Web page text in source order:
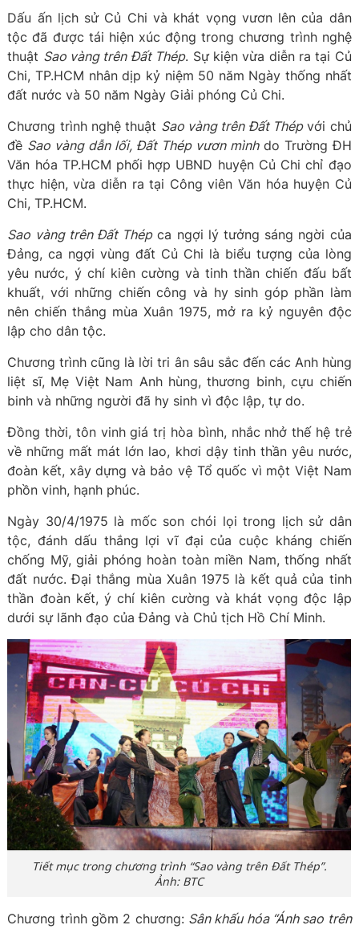
Dấu ấn lịch sử Củ Chi và khát vọng vươn lên của dân
tộc đã được tái hiện xúc động trong chương trình nghệ
thuật Sao vàng trên Đất Thép. Sự kiện vừa diễn ra tại Củ
Chi, TP.HCM nhân dịp kỷ niệm 50 năm Ngày thống nhất
đất nước và 50 năm Ngày Giải phóng Củ Chi.
Chương trình nghệ thuật Sao vàng trên Đất Thépvới chủ
đề Sao vàng dẫn lối, Đất Thép vươn mìnhdo Trường ĐH
Văn hóa TP.HCM phối hợp UBND huyện Củ Chi chỉ đạo
thực hiện, vừa diễn ra tại Công viên Văn hóa huyện Củ
Chi, TP.HCM.
Sao vàng trên Đất Thépca ngợi lý tưởng sáng ngời của
Đảng, ca ngợi vùng đất Củ Chi là biểu tượng của lòng
yêu nước, ý chí kiên cường và tinh thần chiến đấu bất
khuất, với những chiến công và hy sinh góp phần làm
nên chiến thắng mùa Xuân 1975, mở ra kỷ nguyên độc
lập cho dân tộc.
Chương trình cũng là lời tri ân sâu sắc đến các Anh hùng
liệt sĩ, Mẹ Việt Nam Anh hùng, thương binh, cựu chiến
binh và những người đã hy sinh vì độc lập, tự do.
Đồng thời, tôn vinh giá trị hòa bình, nhắc nhở thế hệ trẻ
về những mất mát lớn lao, khơi dậy tinh thần yêu nước,
đoàn kết, xây dựng và bảo vệ Tổ quốc vì một Việt Nam
phồn vinh, hạnh phúc.
Ngày 30/4/1975 là mốc son chói lọi trong lịch sử dân
tộc, đánh dấu thắng lợi vĩ đại của cuộc kháng chiến
chống Mỹ, giải phóng hoàn toàn miền Nam, thống nhất
đất nước. Đại thắng mùa Xuân 1975 là kết quả của tinh
thần đoàn kết, ý chí kiên cường và khát vọng độc lập
dưới sự lãnh đạo của Đảng và Chủ tịch Hồ Chí Minh.
Tiết mục trong chương trình “Sao vàng trên Đất Thép”.
Ảnh: BTC
Chương trình gồm 2 chương: Sân khấu hóa “Ánh sao trên